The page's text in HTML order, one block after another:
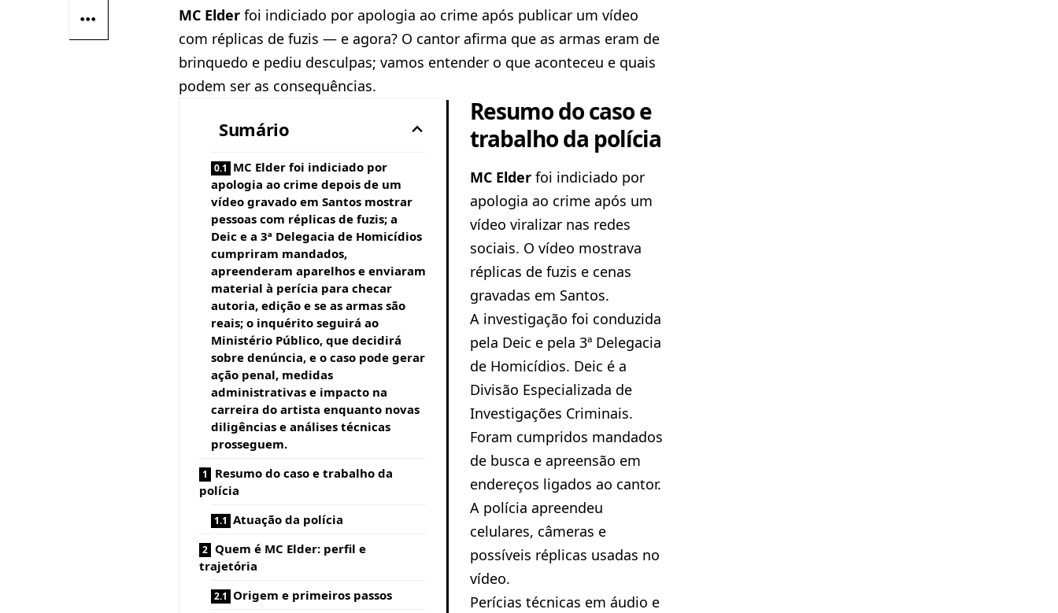
MC Elderfoi indiciado por apologia ao crime após publicar um vídeo
com réplicas de fuzis — e agora? O cantor afirma que as armas eram de
brinquedo e pediu desculpas; vamos entender o que aconteceu e quais
podem ser as consequências.
Sumário
MC Elder foi indiciado por
apologia ao crime depois de um
vídeo gravado em Santos mostrar
pessoas com réplicas de fuzis; a
Deic e a 3ª Delegacia de Homicídios
cumpriram mandados,
apreenderam aparelhos e enviaram
material à perícia para checar
autoria, edição e se as armas são
reais; o inquérito seguirá ao
Ministério Público, que decidirá
sobre denúncia, e o caso pode gerar
ação penal, medidas
administrativas e impacto na
carreira do artista enquanto novas
diligências e análises técnicas
prosseguem.
Resumo do caso e trabalho da
polícia
Atuação da polícia
Quem é MC Elder: perfil e
trajetória
Origem e primeiros passos
Resumo do caso e
trabalho da polícia
MC Elderfoi indiciado por
apologia ao crime após um
vídeo viralizar nas redes
sociais. O vídeo mostrava
réplicas de fuzis e cenas
gravadas em Santos.
A investigação foi conduzida
pela Deic e pela 3ª Delegacia
de Homicídios. Deic é a
Divisão Especializada de
Investigações Criminais.
Foram cumpridos mandados
de busca e apreensão em
endereços ligados ao cantor.
A polícia apreendeu
celulares, câmeras e
possíveis réplicas usadas no
vídeo.
Perícias técnicas em áudio e